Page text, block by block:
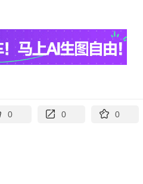
0 0 0